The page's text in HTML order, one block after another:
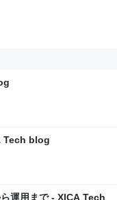
Tech blog
運用まで - XICA Tech